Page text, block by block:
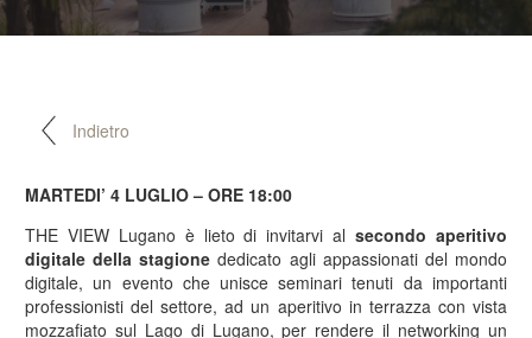
Indietro
MARTEDI’ 4 LUGLIO – ORE 18:00
THE VIEW Lugano è lieto di invitarvi al secondo aperitivo
digitale della stagione dedicato agli appassionati del mondo
digitale, un evento che unisce seminari tenuti da importanti
professionisti del settore, ad un aperitivo in terrazza con vista
mozzafiato sul Lago di Lugano, per rendere il networking un